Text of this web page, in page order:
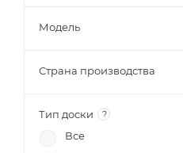
Модель
Страна производства
Тип доски ?
Все